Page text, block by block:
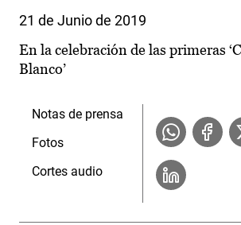
21 de Junio de 2019
En la celebración de las primeras
Blanco’
Notas de prensa
Fotos
Cortes audio